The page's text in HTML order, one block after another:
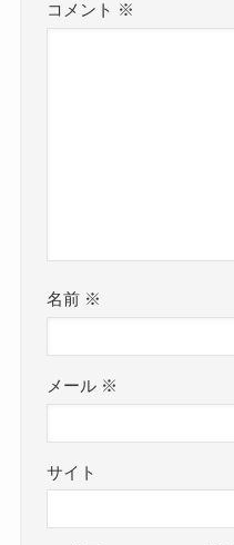
コメント ※
名前 ※
メール ※
サイト